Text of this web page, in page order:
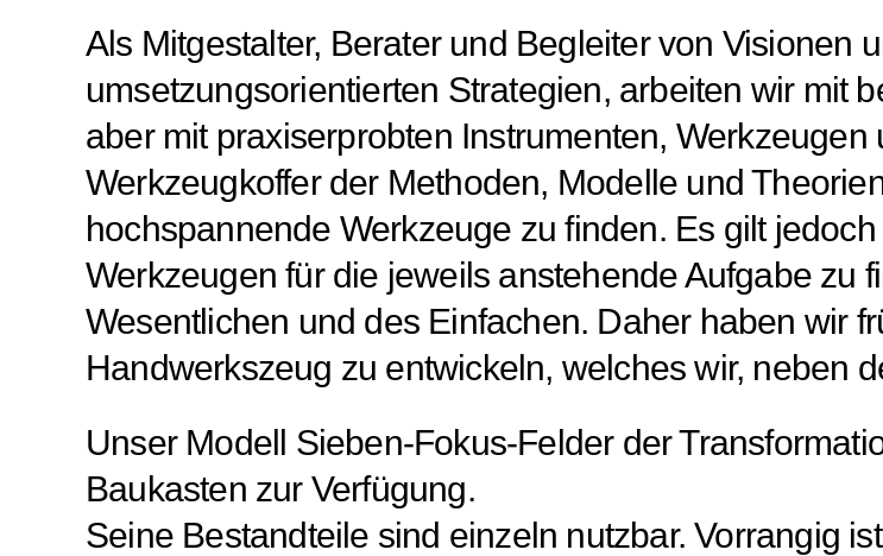
Als Mitgestalter, Berater und Begleiter von Visionen
umsetzungsorientierten Strategien, arbeiten wir mit
aber mit praxiserprobten Instrumenten,
Werkzeugkoffer der Methoden, Modelle und
hochspannende Werkzeuge zu finden. Es gilt
Werkzeugen für die jeweils anstehende Aufgabe zu
Wesentlichen und des Einfachen. Daher haben wir
Handwerkszeug zu entwickeln, welches wir, neben
Unser Modell Sieben-Fokus-Felder der
Baukasten zur Verfügung.
Seine Bestandteile sind einzeln nutzbar. Vorrangig